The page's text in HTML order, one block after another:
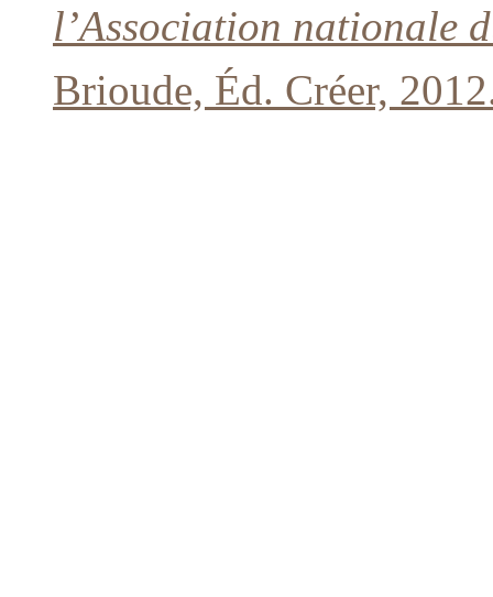
l’Association nationale
Brioude, Éd. Créer,